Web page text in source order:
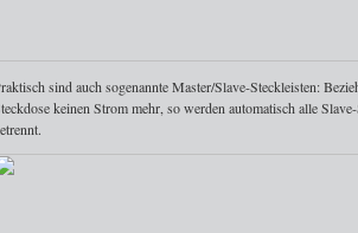
sind auch sogenannte Master/Slave-Steckleisten:
keinen Strom mehr, so werden automatisch alle